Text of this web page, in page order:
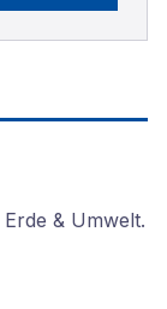
Erde & Umwelt.